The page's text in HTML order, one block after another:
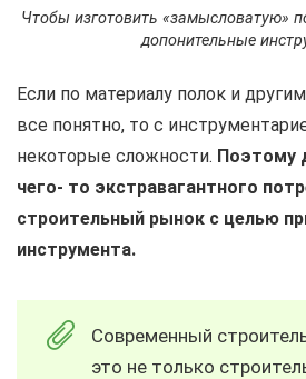
Чтобы изготовить «замысловатую»
допонительные
Если по материалу полок и
все понятно, то с
некоторые сложности. Поэтому
чего- то экстравагантного
строительный рынок с целью
инструмента.
Современный
это не только